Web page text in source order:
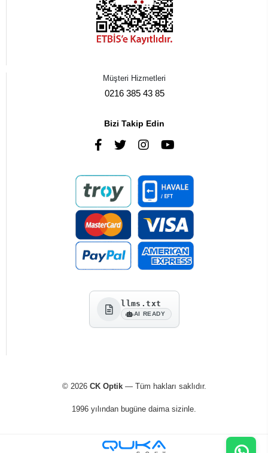
Müşteri Hizmetleri
0216 385 43 85
Bizi Takip Edin
llms.txt
AI READY
© 2026 CK Optik— Tüm hakları saklıdır.
1996 yılından bugüne daima sizinle.